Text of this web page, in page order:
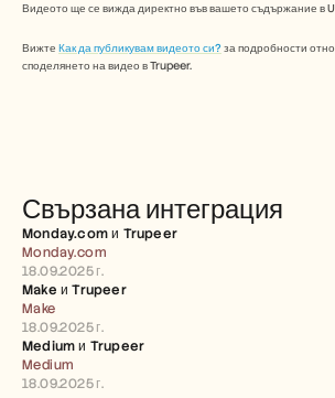
Видеото ще се вижда директно във вашето съдържание в
Вижте Как да публикувам видеото си? за подробности
споделянето на видео в Trupeer.
Свързана интеграция
Monday.com и Trupeer
Monday.com
18.09.2025 г.
Make и Trupeer
Make
18.09.2025 г.
Medium и Trupeer
Medium
18.09.2025 г.
Цени
Кариери
Вижте още примери за употреба